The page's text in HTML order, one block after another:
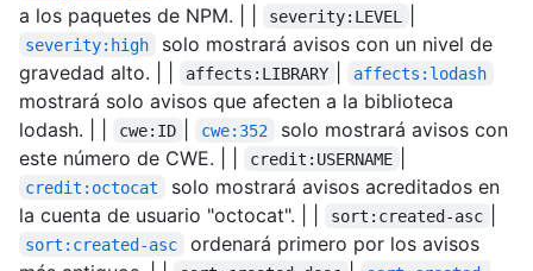
a los paquetes de NPM. | |
severity:LEVEL
severity:high
solo mostrará avisos con un nivel de
gravedad alto. | |
affects:LIBRARY affects:lodash
mostrará solo avisos que afecten a la biblioteca
lodash. | |
cwe:ID cwe:352
solo mostrará avisos con
este número de CWE. | |
credit:USERNAME
credit:octocat
solo mostrará avisos acreditados en
la cuenta de usuario "octocat". | |
sort:created-asc
sort:created-asc
ordenará primero por los avisos